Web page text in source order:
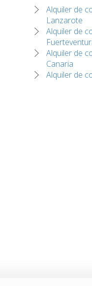
Alquiler de
Lanzarote
Alquiler de
Alquiler de
Canaria
Alquiler de